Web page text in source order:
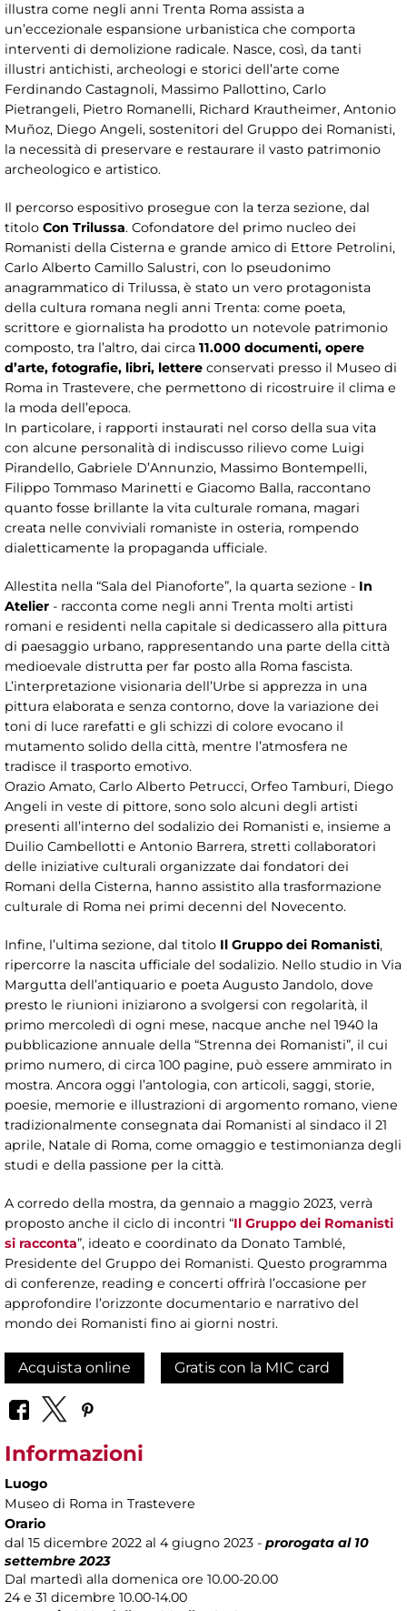
illustra come negli anni Trenta Roma assista a
un’eccezionale espansione urbanistica che comporta
interventi di demolizione radicale. Nasce, così, da tanti
illustri antichisti, archeologi e storici dell’arte come
Ferdinando Castagnoli, Massimo Pallottino, Carlo
Pietrangeli, Pietro Romanelli, Richard Krautheimer, Antonio
Muñoz, Diego Angeli, sostenitori del Gruppo dei Romanisti,
la necessità di preservare e restaurare il vasto patrimonio
archeologico e artistico.
Il percorso espositivo prosegue con la terza sezione, dal
titolo Con Trilussa. Cofondatore del primo nucleo dei
Romanisti della Cisterna e grande amico di Ettore Petrolini,
Carlo Alberto Camillo Salustri, con lo pseudonimo
anagrammatico di Trilussa, è stato un vero protagonista
della cultura romana negli anni Trenta: come poeta,
scrittore e giornalista ha prodotto un notevole patrimonio
composto, tra l’altro, dai circa 11.000 documenti, opere
d’arte, fotografie, libri, lettere conservati presso il Museo di
Roma in Trastevere, che permettono di ricostruire il clima e
la moda dell’epoca.
In particolare, i rapporti instaurati nel corso della sua vita
con alcune personalità di indiscusso rilievo come Luigi
Pirandello, Gabriele D’Annunzio, Massimo Bontempelli,
Filippo Tommaso Marinetti e Giacomo Balla, raccontano
quanto fosse brillante la vita culturale romana, magari
creata nelle conviviali romaniste in osteria, rompendo
dialetticamente la propaganda ufficiale.
Allestita nella “Sala del Pianoforte”, la quarta sezione - In
Atelier - racconta come negli anni Trenta molti artisti
romani e residenti nella capitale si dedicassero alla pittura
di paesaggio urbano, rappresentando una parte della città
medioevale distrutta per far posto alla Roma fascista.
L’interpretazione visionaria dell’Urbe si apprezza in una
pittura elaborata e senza contorno, dove la variazione dei
toni di luce rarefatti e gli schizzi di colore evocano il
mutamento solido della città, mentre l’atmosfera ne
tradisce il trasporto emotivo.
Orazio Amato, Carlo Alberto Petrucci, Orfeo Tamburi, Diego
Angeli in veste di pittore, sono solo alcuni degli artisti
presenti all’interno del sodalizio dei Romanisti e, insieme a
Duilio Cambellotti e Antonio Barrera, stretti collaboratori
delle iniziative culturali organizzate dai fondatori dei
Romani della Cisterna, hanno assistito alla trasformazione
culturale di Roma nei primi decenni del Novecento.
Infine, l’ultima sezione, dal titolo Il Gruppo dei Romanisti,
ripercorre la nascita ufficiale del sodalizio. Nello studio in Via
Margutta dell’antiquario e poeta Augusto Jandolo, dove
presto le riunioni iniziarono a svolgersi con regolarità, il
primo mercoledì di ogni mese, nacque anche nel 1940 la
pubblicazione annuale della “Strenna dei Romanisti”, il cui
primo numero, di circa 100 pagine, può essere ammirato in
mostra. Ancora oggi l’antologia, con articoli, saggi, storie,
poesie, memorie e illustrazioni di argomento romano, viene
tradizionalmente consegnata dai Romanisti al sindaco il 21
aprile, Natale di Roma, come omaggio e testimonianza degli
studi e della passione per la città.
A corredo della mostra, da gennaio a maggio 2023, verrà
proposto anche il ciclo di incontri “Il Gruppo dei Romanisti
si racconta”, ideato e coordinato da Donato Tamblé,
Presidente del Gruppo dei Romanisti. Questo programma
di conferenze, reading e concerti offrirà l’occasione per
approfondire l’orizzonte documentario e narrativo del
mondo dei Romanisti fino ai giorni nostri.
Acquista online Gratis con la MIC card
Informazioni
Luogo
Museo di Roma in Trastevere
Orario
dal 15 dicembre 2022 al 4 giugno 2023 - prorogata al 10
settembre 2023
Dal martedì alla domenica ore 10.00-20.00
24 e 31 dicembre 10.00-14.00